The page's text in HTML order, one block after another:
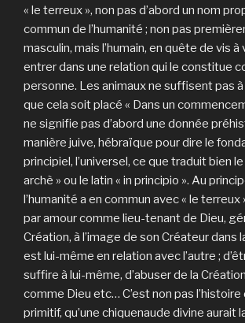
« le terreux », non pas d’abord un nom
commun de l’humanité ; non pas
masculin, mais l’humain, en quête de vis à
entrer dans une relation qui le constitue
personne. Les animaux ne suffisent pas
que cela soit placé « Dans un
ne signifie pas d’abord une donnée
manière juive, hébraïque pour dire le
principiel, l’universel, ce que traduit bien
archè » ou le latin « in principio ». Au
l’humanité a en commun avec « le terreux
par amour comme lieu-tenant de Dieu,
Création, à l’image de son Créateur dans
est lui-même en relation avec l’autre ;
suffire à lui-même, d’abuser de la
comme Dieu etc… C’est non pas l’histoire
primitif, qu’une chiquenaude divine aurait